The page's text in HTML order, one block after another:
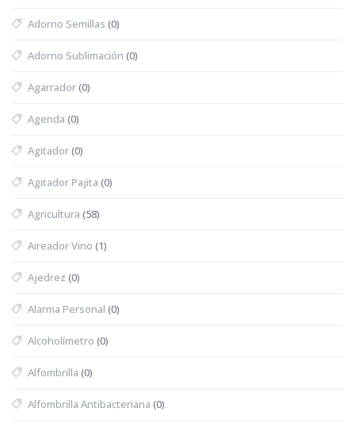
Adorno Semillas (0)
Adorno Sublimación (0)
Agarrador(0)
Agenda (0)
Agitador(0)
Agitador Pajita (0)
Agricultura (58)
Aireador Vino (1)
Ajedrez (0)
Alarma Personal (0)
Alcoholímetro (0)
Alfombrilla (0)
Alfombrilla Antibacteriana (0)